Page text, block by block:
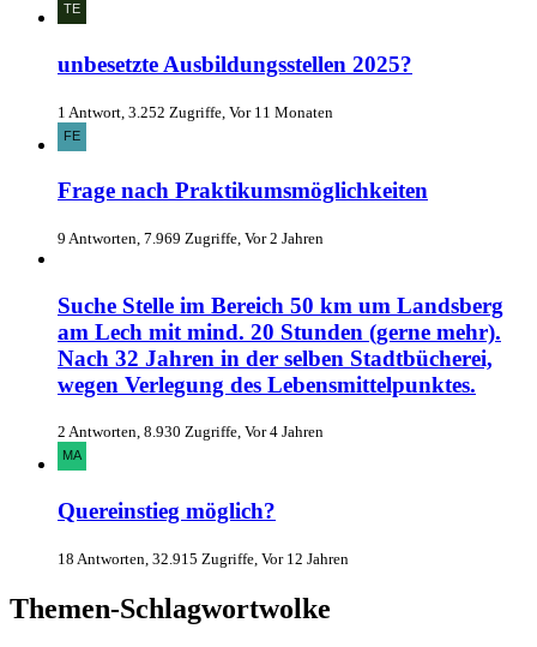
unbesetzte Ausbildungsstellen 2025?
1 Antwort, 3.252 Zugriffe, Vor 11 Monaten
Frage nach Praktikumsmöglichkeiten
9 Antworten, 7.969 Zugriffe, Vor 2 Jahren
Suche Stelle im Bereich 50 km um Landsberg
am Lech mit mind. 20 Stunden (gerne mehr).
Nach 32 Jahren in der selben Stadtbücherei,
wegen Verlegung des Lebensmittelpunktes.
2 Antworten, 8.930 Zugriffe, Vor 4 Jahren
Quereinstieg möglich?
18 Antworten, 32.915 Zugriffe, Vor 12 Jahren
Themen-Schlagwortwolke